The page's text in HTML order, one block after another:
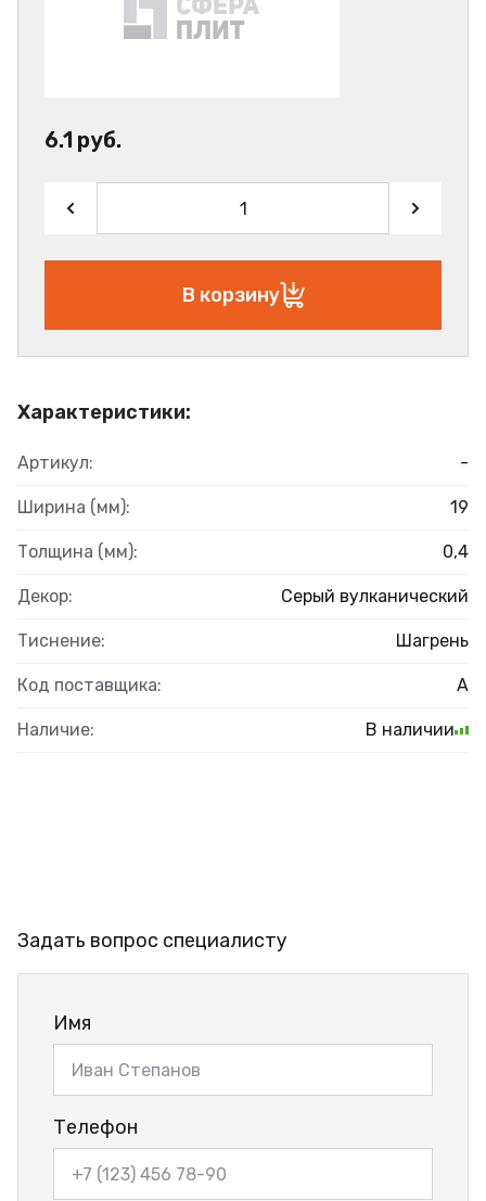
Характеристики:
Артикул: -
Ширина (мм): 19
Толщина (мм): 0,4
Декор: Серый вулканический
Тиснение: Шагрень
Код поставщика: А
Наличие: В наличии
6.1 руб.
В корзину
Задать вопрос специалисту
Имя
Телефон